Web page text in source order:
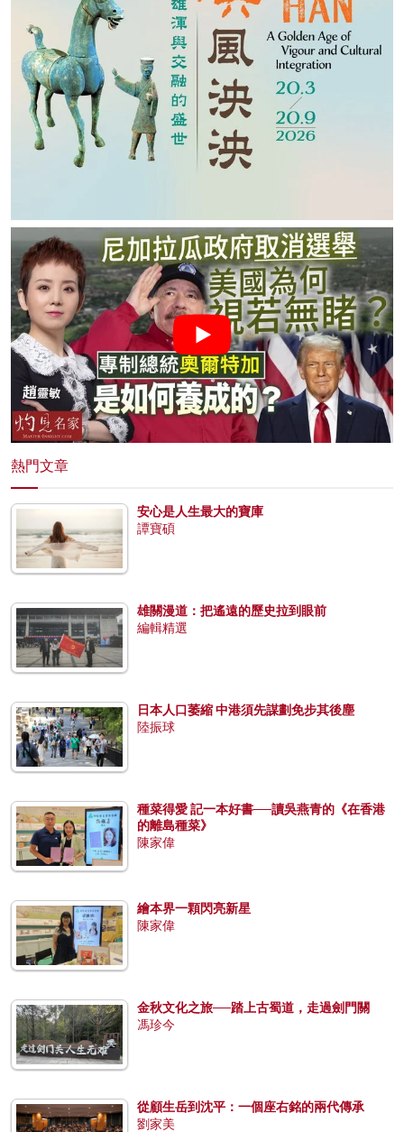
熱門文章
安心是人生最大的寶庫
譚寶碩
雄關漫道：把遙遠的歷史拉到眼前
編輯精選
日本人口萎縮 中港須先謀劃免步其後塵
陸振球
種菜得愛 記一本好書──讀吳燕青的《在香港
的離島種菜》
陳家偉
繪本界一顆閃亮新星
陳家偉
金秋文化之旅──踏上古蜀道，走過劍門關
馮珍今
從顧生岳到沈平：一個座右銘的兩代傳承
劉家美